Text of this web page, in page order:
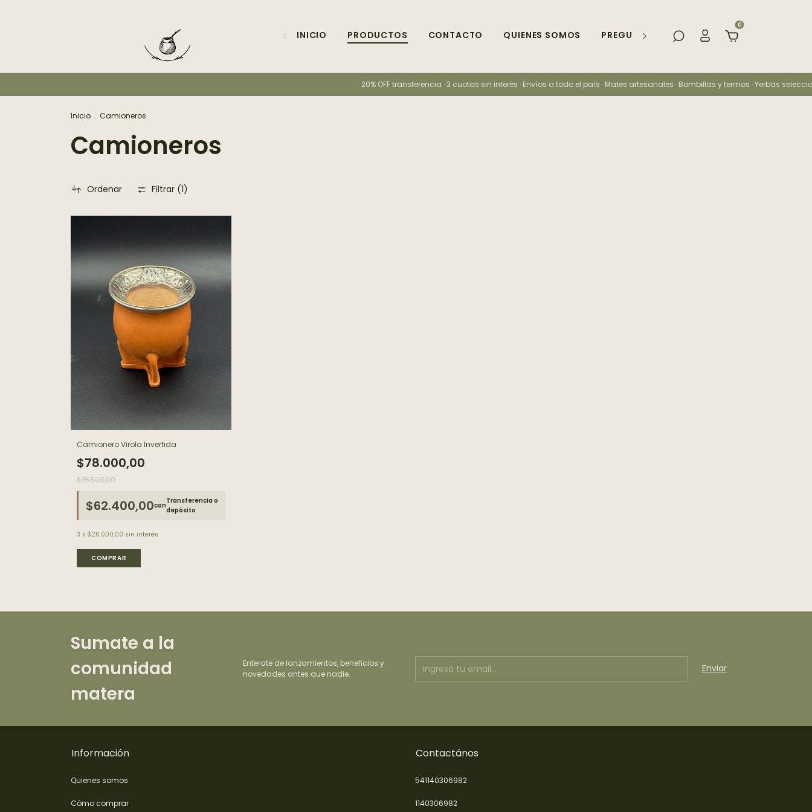
INICIO PRODUCTOS CONTACTO QUIENES SOMOS PREGUNTAS FRECUENTES
0
· 20% OFF transferencia · 3 cuotas sin interés · Envíos a todo el país · Mates artesanales · Bombillas y termos · Yerbas
Inicio . Camioneros
Camioneros
Ordenar Filtrar (1)
Camionero Virola Invertida
$78.000,00
$76.500,00
$62.400,00con
Transferencia o
depósito
3 x $26.000,00 sin interés
COMPRAR
Sumate a la
comunidad
matera
Enterate de lanzamientos, beneficios y
novedades antes que nadie.
Información
Quienes somos
Cómo comprar
Contactános
541140306982
1140306982